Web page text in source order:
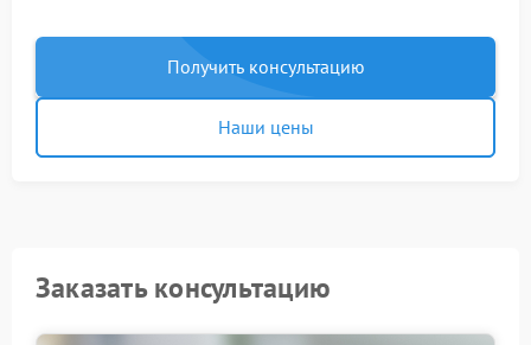
Получить консультацию
Наши цены
Заказать консультацию